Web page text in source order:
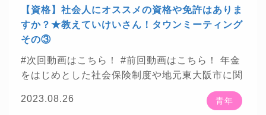
・・・・・・・・・・・・・・・・・・・・・・・・
【お知らせ】 ★株式会社プレジデント社様が発
刊する「プレジデント2022年5/13号」に掲載さ
A...★株式会社ベンド Bend Inc.様が運営する資
格総合サイト「資格times」に掲載されました！
https://shikakutimes.jp/sharoushi/2637
★東洋
経済新報社様が発刊する「週刊東洋経済2022年2
【資格】社会人にオススメの資格や免許はありま
すか？★教えていけいさん！タウンミーティング
その③
#次回動画はこちら！ #前回動画はこちら！
年金
をはじめとした社会保険制度や地元東大阪市に関
20代～30代まで
の青年世代の方から頂いた質問について、社労士
2023.08.26 青年